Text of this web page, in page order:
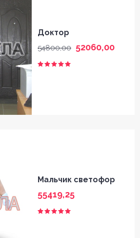
Доктор
54800,00 52060,00
Мальчик светофор
55419,25